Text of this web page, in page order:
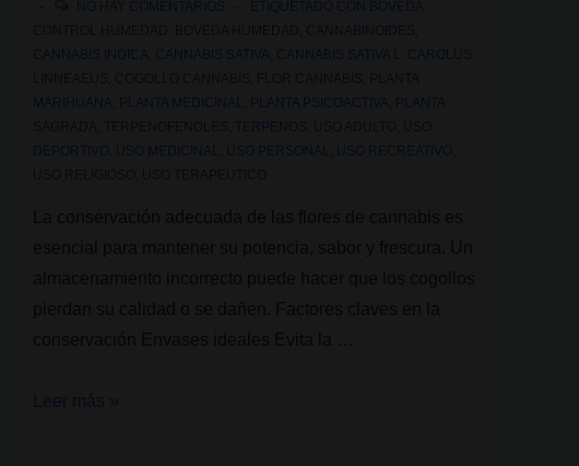
NO HAY COMENTARIOS
ETIQUETADO CON
BOVEDA
CONTROL HUMEDAD
BOVEDA HUMEDAD CANNABINOIDES
CANNABIS INDICA
CANNABIS SATIVA CANNABIS SATIVA L
CAROLUS
LINNEAEUS COGOLLO CANNABIS FLOR CANNABIS
PLANTA
MARIHUANA
PLANTA MEDICINAL PLANTA PSICOACTIVA
PLANTA
SAGRADA
TERPENOFENOLES TERPENOS USO ADULTO
USO
DEPORTIVO
USO MEDICINAL USO PERSONAL USO RECREATIVO
USO RELIGIOSO
USO TERAPEUTICO
Las
Leer más »